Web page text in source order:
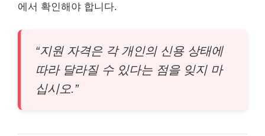
에서 확인해야 합니다.
“지원 자격은 각 개인의 신용 상태에
따라 달라질 수 있다는 점을 잊지 마
십시오.”